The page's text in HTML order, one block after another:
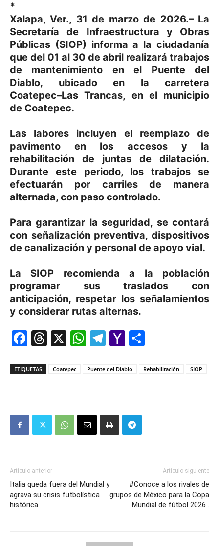
*
Xalapa, Ver., 31 de marzo de 2026.– La
Secretaría de Infraestructura y Obras
Públicas (SIOP) informa a la ciudadanía
que del 01 al 30 de abril realizará trabajos
de mantenimiento en el Puente del
Diablo, ubicado en la carretera
Coatepec–Las Trancas, en el municipio
de Coatepec.
Las labores incluyen el reemplazo de
pavimento en los accesos y la
rehabilitación de juntas de dilatación.
Durante este periodo, los trabajos se
efectuarán por carriles de manera
alternada, con paso controlado.
Para garantizar la seguridad, se contará
con señalización preventiva, dispositivos
de canalización y personal de apoyo vial.
La SIOP recomienda a la población
programar sus traslados con
anticipación, respetar los señalamientos
y considerar rutas alternas.
Facebook
Threads
X WhatsApp
Telegram
Yahoo
ETIQUETAS Coatepec Puente del Diablo Rehabilitación SIOP
Artículo anterior
Italia queda fuera del Mundial y
agrava su crisis futbolística
histórica .
Artículo siguiente
#Conoce a los rivales de
grupos de México para la Copa
Mundial de fútbol 2026 .